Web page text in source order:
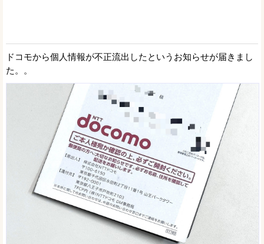
ドコモから個人情報が不正流出したというお知らせが届きまし
た。。